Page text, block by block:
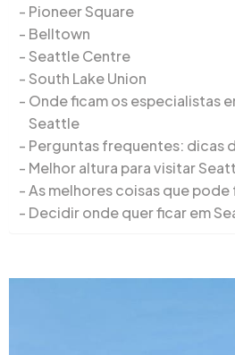
Pioneer Square
Belltown
Seattle Centre
South Lake Union
Onde ficam os especialistas
Seattle
Perguntas frequentes: dicas
Melhor altura para visitar
As melhores coisas que
Decidir onde quer ficar em